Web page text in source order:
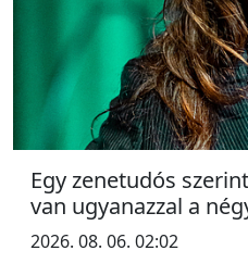
Egy zenetudós
van ugyanazzal a
2026. 08. 06. 02:02